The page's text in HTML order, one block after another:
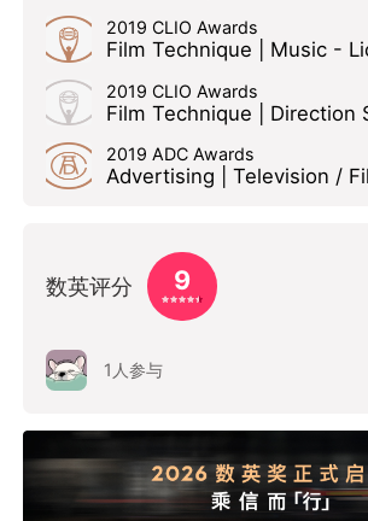
2019 CLIO Awards
2019 CLIO Awards
Film Technique | Direction
2019 ADC Awards
数英评分 9
1 人参与